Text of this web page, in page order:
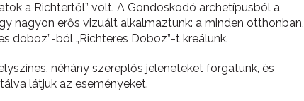
a Richtertől” volt. A Gondoskodó archetípusból a
nagyon erős vizuált alkalmaztunk: a minden otthonban,
doboz”-ból „Richteres Doboz”-t kreálunk.
néhány szereplős jeleneteket forgatunk, és
látjuk az eseményeket.